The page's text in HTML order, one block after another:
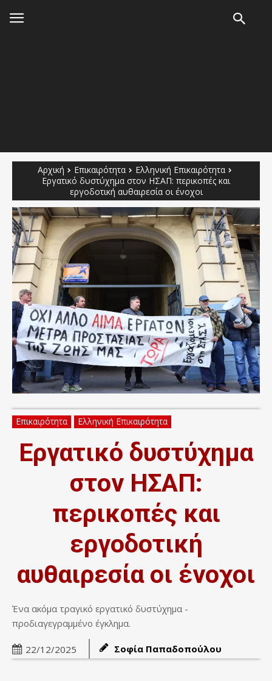
Αρχική Επικαιρότητα
Ελληνική Επικαιρότητα
Εργατικό δυστύχημα στον ΗΣΑΠ: περικοπές και
εργοδοτική αυθαιρεσία οι ένοχοι
Επικαιρότητα Ελληνική Επικαιρότητα
Εργατικό δυστύχημα
στον ΗΣΑΠ:
περικοπές και
εργοδοτική
αυθαιρεσία οι ένοχοι
Ένα ακόμα τραγικό εργατικό δυστύχημα -
προδιαγεγραμμένο έγκλημα.
22/12/2025 Σοφία Παπαδοπούλου